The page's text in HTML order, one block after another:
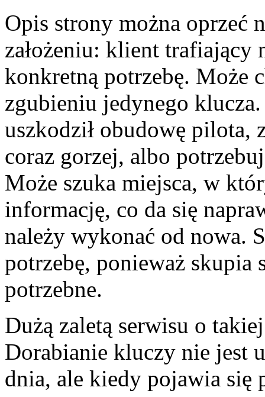
Opis strony można oprzeć
założeniu: klient trafiający
konkretną potrzebę. Może
zgubieniu jedynego klucza.
uszkodził obudowę pilota,
coraz gorzej, albo
Może szuka miejsca, w
informację, co da się
należy wykonać od nowa.
potrzebę, ponieważ skupia
potrzebne.
Dużą zaletą serwisu o
Dorabianie kluczy nie jest
dnia, ale kiedy pojawia się